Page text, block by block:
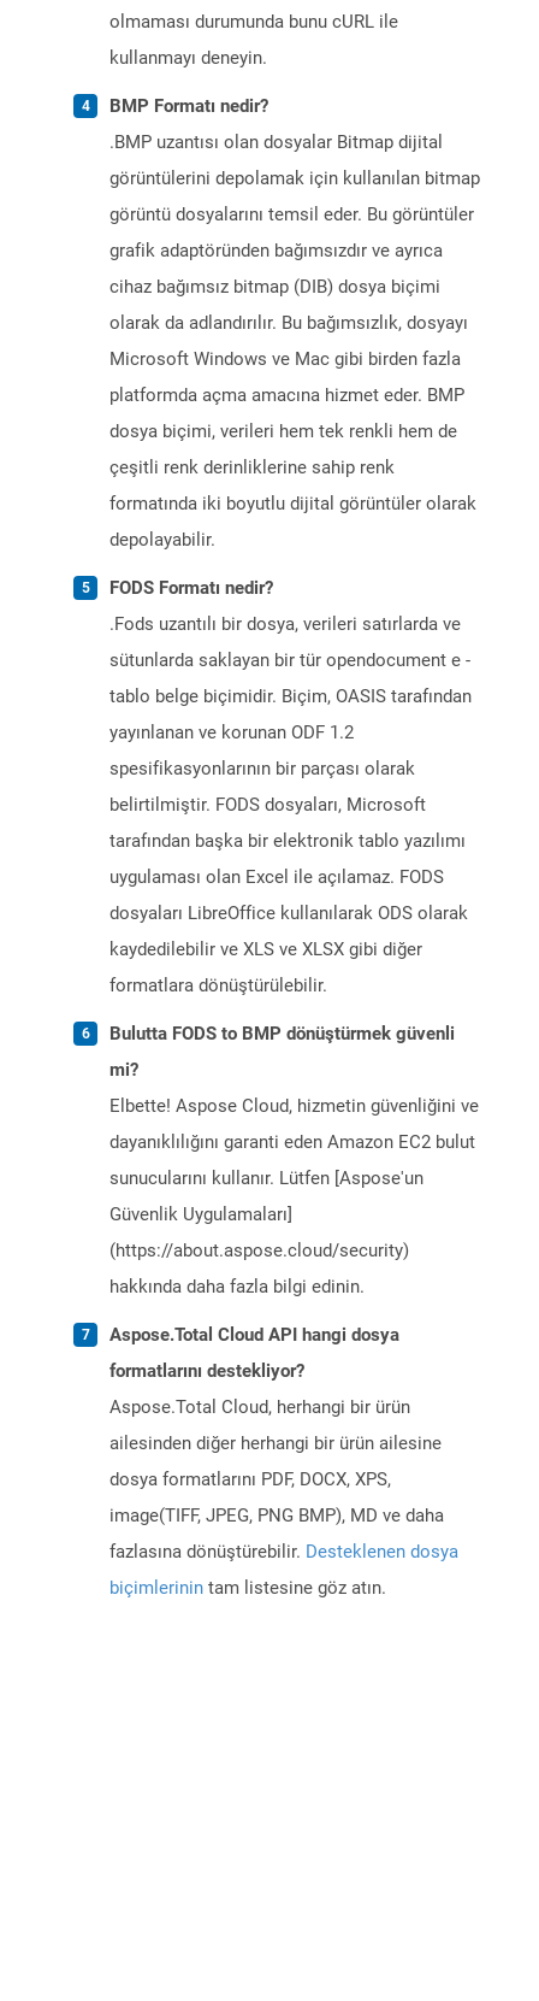
olmaması durumunda bunu cURL ile
kullanmayı deneyin.
BMP Formatı nedir?
.BMP uzantısı olan dosyalar Bitmap dijital
görüntülerini depolamak için kullanılan bitmap
görüntü dosyalarını temsil eder. Bu görüntüler
grafik adaptöründen bağımsızdır ve ayrıca
cihaz bağımsız bitmap (DIB) dosya biçimi
olarak da adlandırılır. Bu bağımsızlık, dosyayı
Microsoft Windows ve Mac gibi birden fazla
platformda açma amacına hizmet eder. BMP
dosya biçimi, verileri hem tek renkli hem de
çeşitli renk derinliklerine sahip renk
formatında iki boyutlu dijital görüntüler olarak
depolayabilir.
FODS Formatı nedir?
.Fods uzantılı bir dosya, verileri satırlarda ve
sütunlarda saklayan bir tür opendocument e -
tablo belge biçimidir. Biçim, OASIS tarafından
yayınlanan ve korunan ODF 1.2
spesifikasyonlarının bir parçası olarak
belirtilmiştir. FODS dosyaları, Microsoft
tarafından başka bir elektronik tablo yazılımı
uygulaması olan Excel ile açılamaz. FODS
dosyaları LibreOffice kullanılarak ODS olarak
kaydedilebilir ve XLS ve XLSX gibi diğer
formatlara dönüştürülebilir.
Bulutta FODS to BMP dönüştürmek güvenli
mi?
Elbette! Aspose Cloud, hizmetin güvenliğini ve
dayanıklılığını garanti eden Amazon EC2 bulut
sunucularını kullanır. Lütfen [Aspose'un
Güvenlik Uygulamaları]
(https://about.aspose.cloud/security)
hakkında daha fazla bilgi edinin.
Aspose.Total Cloud API hangi dosya
formatlarını destekliyor?
Aspose.Total Cloud, herhangi bir ürün
ailesinden diğer herhangi bir ürün ailesine
dosya formatlarını PDF, DOCX, XPS,
image(TIFF, JPEG, PNG BMP), MD ve daha
fazlasına dönüştürebilir. Desteklenen dosya
biçimlerinin tam listesine göz atın.